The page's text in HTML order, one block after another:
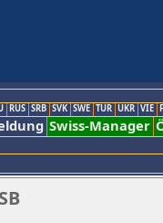
RUS SRB SVK SWE TUR UKR VIE
Swiss-Manager